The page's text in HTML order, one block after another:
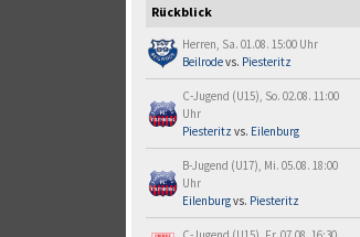
Rückblick
Herren, Sa. 01.08. 15:00 Uhr
Beilrodevs. Piesteritz
C-Jugend (U15), So. 02.08. 11:00
Uhr
Piesteritz vs. Eilenburg
B-Jugend (U17), Mi. 05.08. 18:00
Uhr
Eilenburgvs. Piesteritz